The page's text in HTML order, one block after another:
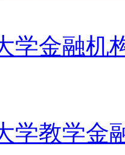
学金融机
学教学金